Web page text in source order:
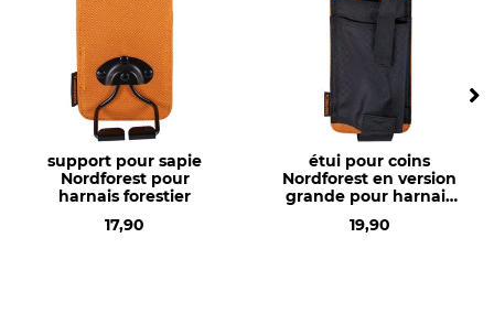
support pour sapie
Nordforest pour
harnais forestier
17,90
étui pour coins
Nordforest en version
grande pour harnais
19,90